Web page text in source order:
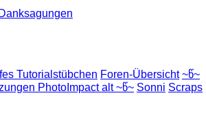
Tutorialstübchen Foren-Übersicht ~წ~
PhotoImpact alt ~წ~ Sonni Scraps